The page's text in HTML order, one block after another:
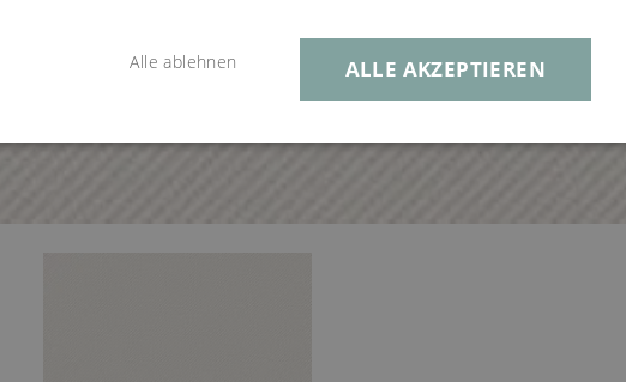
ALLE AKZEPTIEREN
Alle ablehnen